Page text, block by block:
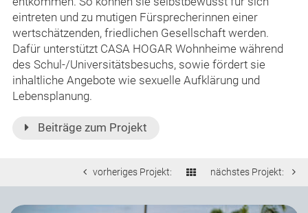
eintreten und zu mutigen Fürsprecherinnen einer
wertschätzenden, friedlichen Gesellschaft werden.
Dafür unterstützt CASA HOGAR Wohnheime während
des Schul-/Universitätsbesuchs, sowie fördert sie
inhaltliche Angebote wie sexuelle Aufklärung und
Lebensplanung.
Beiträge zum Projekt
vorheriges Projekt: nächstes Projekt: